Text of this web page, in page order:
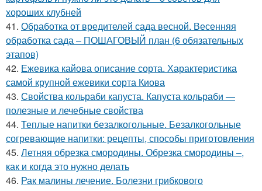
хороших клубней
41. Обработка от вредителей сада весной. Весенняя
обработка сада – ПОШАГОВЫЙ план (6 обязательных
этапов)
42. Ежевика кайова описание сорта. Характеристика
самой крупной ежевики сорта Киова
43. Свойства кольраби капуста. Капуста кольраби —
полезные и лечебные свойства
44. Теплые напитки безалкогольные. Безалкогольные
согревающие напитки: рецепты, способы приготовления
45. Летняя обрезка смородины. Обрезка смородины –,
как и когда это нужно делать
46. Рак малины лечение. Болезни грибкового